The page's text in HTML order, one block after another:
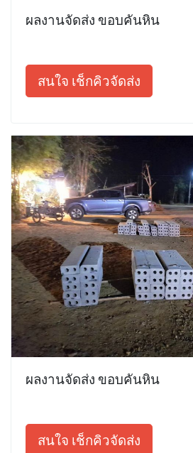
ผลงานจัดส่ง ขอบคันหิน
สนใจ เช็กคิวจัดส่ง
ผลงานจัดส่ง ขอบคันหิน
สนใจ เช็กคิวจัดส่ง